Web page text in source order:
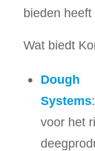
bieden
Wat biedt
Dough
Systems
voor het